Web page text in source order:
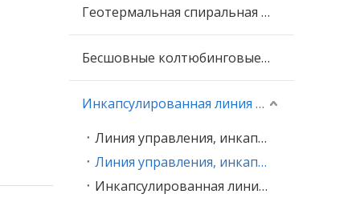
Геотермальная спиральная трубка
Бесшовные колтюбинговые трубы
Инкапсулированная линия управления
Линия управления, инкапсулированная в FEP
Линия управления, инкапсулированная в ПВДФ
Инкапсулированная линия управления Rilsan PA 11